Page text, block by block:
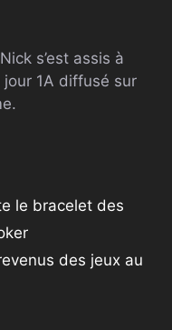
s’est assis à
1A diffusé sur
le bracelet des
des jeux au